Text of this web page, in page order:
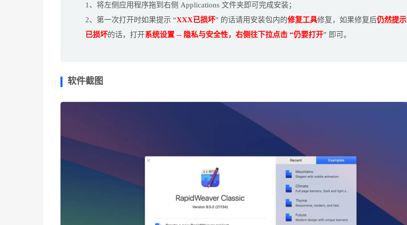
1、将左侧应用程序拖到右侧 Applications 文件夹即可完成安装；
2、第一次打开时如果提示 “XXX已损坏” 的话请用安装包内的修复工具修复，如果修复后仍然提示
已损坏的话，打开系统设置 -- 隐私与安全性，右侧往下拉点击 “仍要打开” 即可。
软件截图